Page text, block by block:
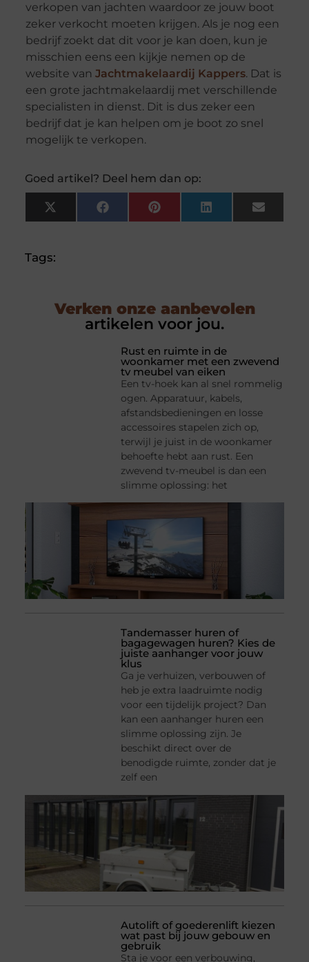
verkopen van jachten waardoor ze jouw boot
zeker verkocht moeten krijgen. Als je nog een
bedrijf zoekt dat dit voor je kan doen, kun je
misschien eens een kijkje nemen op de
website van Jachtmakelaardij Kappers. Dat is
een grote jachtmakelaardij met verschillende
specialisten in dienst. Dit is dus zeker een
bedrijf dat je kan helpen om je boot zo snel
mogelijk te verkopen.
Goed artikel? Deel hem dan op:
X
(Twitter)
FacebookPinterestLinkedInEmail
Tags:
Verken onze aanbevolen
artikelen voor jou.
Rust en ruimte in de
woonkamer met een zwevend
tv meubel van eiken
Een tv-hoek kan al snel rommelig
ogen. Apparatuur, kabels,
afstandsbedieningen en losse
accessoires stapelen zich op,
terwijl je juist in de woonkamer
behoefte hebt aan rust. Een
zwevend tv-meubel is dan een
slimme oplossing: het
Tandemasser huren of
bagagewagen huren? Kies de
juiste aanhanger voor jouw
klus
Ga je verhuizen, verbouwen of
heb je extra laadruimte nodig
voor een tijdelijk project? Dan
kan een aanhanger huren een
slimme oplossing zijn. Je
beschikt direct over de
benodigde ruimte, zonder dat je
zelf een
Autolift of goederenlift kiezen
wat past bij jouw gebouw en
gebruik
Sta je voor een verbouwing,